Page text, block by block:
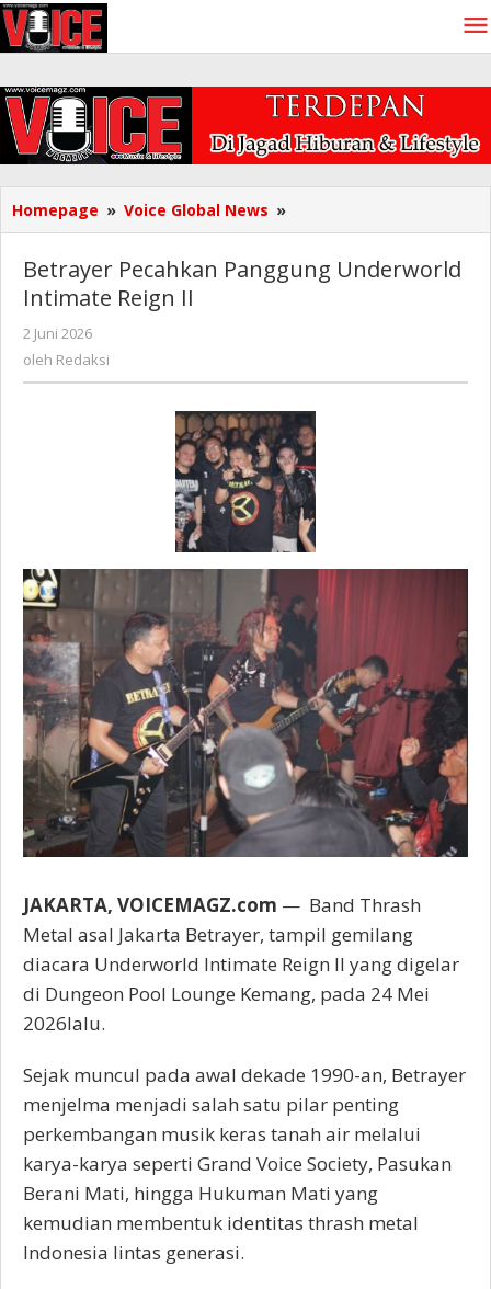
Lewati
ke
konten
Homepage » Voice Global News »
Pecahkan
Underworld
Betrayer Pecahkan Panggung Underworld
Intimate Reign II
2 Juni 2026
Redaksi
oleh Redaksi
JAKARTA, VOICEMAGZ.com — Band Thrash
Metal asal Jakarta Betrayer, tampil gemilang
diacara Underworld Intimate Reign II yang digelar
di Dungeon Pool Lounge Kemang, pada 24 Mei
2026lalu.
Sejak muncul pada awal dekade 1990-an, Betrayer
menjelma menjadi salah satu pilar penting
perkembangan musik keras tanah air melalui
karya-karya seperti Grand Voice Society, Pasukan
Berani Mati, hingga Hukuman Mati yang
kemudian membentuk identitas thrash metal
Indonesia lintas generasi.